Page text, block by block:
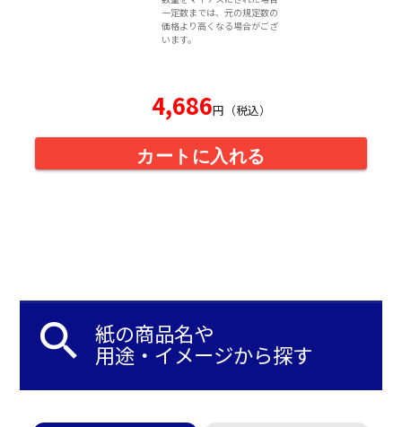
一定数までは、元の規定数の
価格より高くなる場合がござ
います。
4,686円（税込）
カートに入れる
search 紙の商品名や
用途・イメージから探す